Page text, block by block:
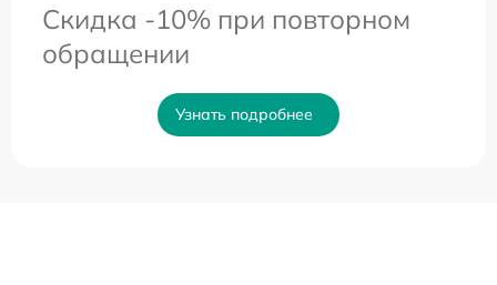
Скидка -10% при повторном
обращении
Узнать подробнее